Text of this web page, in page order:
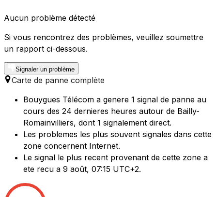
Aucun problème détecté
Si vous rencontrez des problèmes, veuillez soumettre
un rapport ci-dessous.
Signaler un problème
Carte de panne complète
Bouygues Télécom a genere 1 signal de panne au
cours des 24 dernieres heures autour de Bailly-
Romainvilliers, dont 1 signalement direct.
Les problemes les plus souvent signales dans cette
zone concernent Internet.
Le signal le plus recent provenant de cette zone a
ete recu a 9 août, 07:15 UTC+2.